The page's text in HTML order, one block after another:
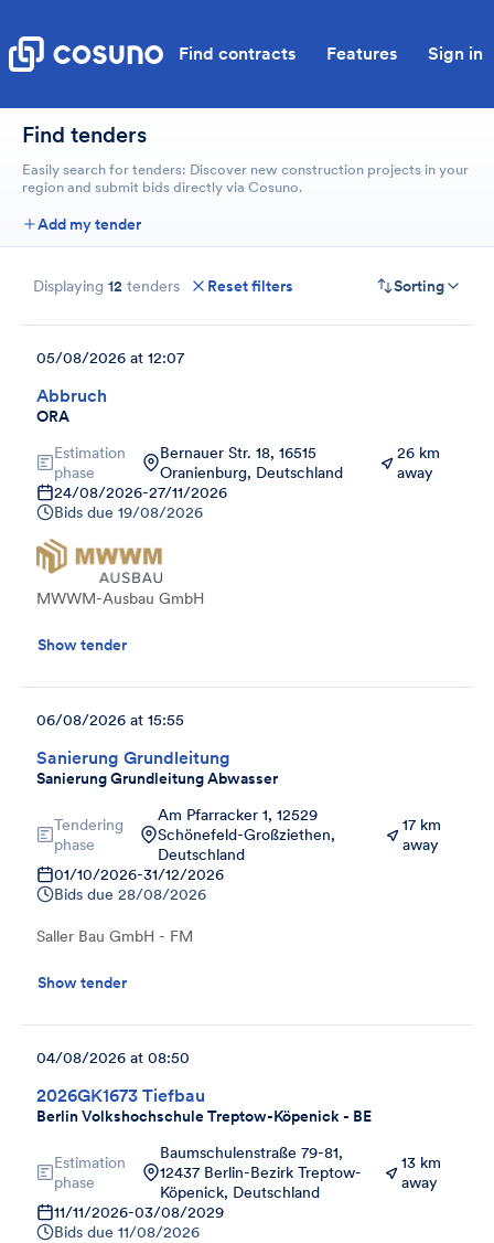
Find contracts Features Sign in
Find tenders
Easily search for tenders: Discover new construction projects in your
region and submit bids directly via Cosuno.
Add my tender
Displaying 12 tenders Reset filters Sorting
Abbruch
ORA
05/08/2026 at 12:07
Estimation
phase
Bernauer Str. 18, 16515
Oranienburg, Deutschland
26 km
away
24/08/2026-27/11/2026
Bids due 19/08/2026
MWWM-Ausbau GmbH
Show tender
Sanierung Grundleitung
Sanierung Grundleitung Abwasser
06/08/2026 at 15:55
Tendering
phase
Am Pfarracker 1, 12529
Schönefeld-Großziethen,
Deutschland
17 km
away
01/10/2026-31/12/2026
Bids due 28/08/2026
Saller Bau GmbH - FM
Show tender
2026GK1673 Tiefbau
Berlin Volkshochschule Treptow-Köpenick - BE
04/08/2026 at 08:50
Estimation
phase
Baumschulenstraße 79-81,
12437 Berlin-Bezirk Treptow-
Köpenick, Deutschland
13 km
away
11/11/2026-03/08/2029
Bids due 11/08/2026